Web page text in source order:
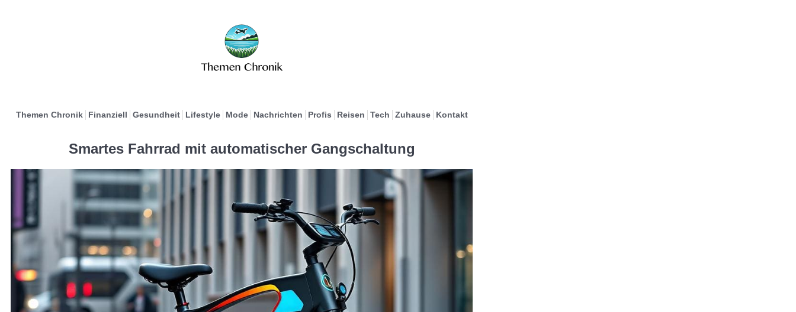
Themen Chronik Finanziell Gesundheit Lifestyle Mode Nachrichten Profis Reisen Tech Zuhause Kontakt
Smartes Fahrrad mit automatischer Gangschaltung